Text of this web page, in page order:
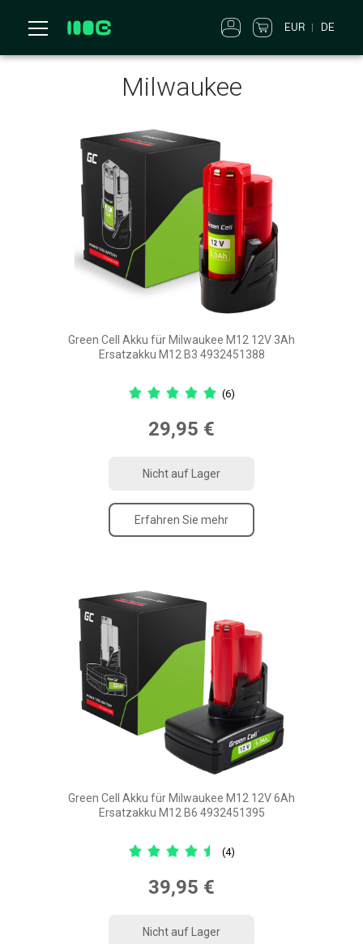
EUR DE
Milwaukee
Green Cell Akku für Milwaukee M12 12V 3Ah
Ersatzakku M12 B3 4932451388
(6)
29,95 €
Nicht auf Lager
Erfahren Sie mehr
Green Cell Akku für Milwaukee M12 12V 6Ah
Ersatzakku M12 B6 4932451395
(4)
39,95 €
Nicht auf Lager